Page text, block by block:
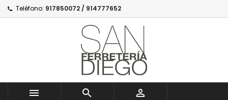
Teléfono: 917850072 / 914777652
  